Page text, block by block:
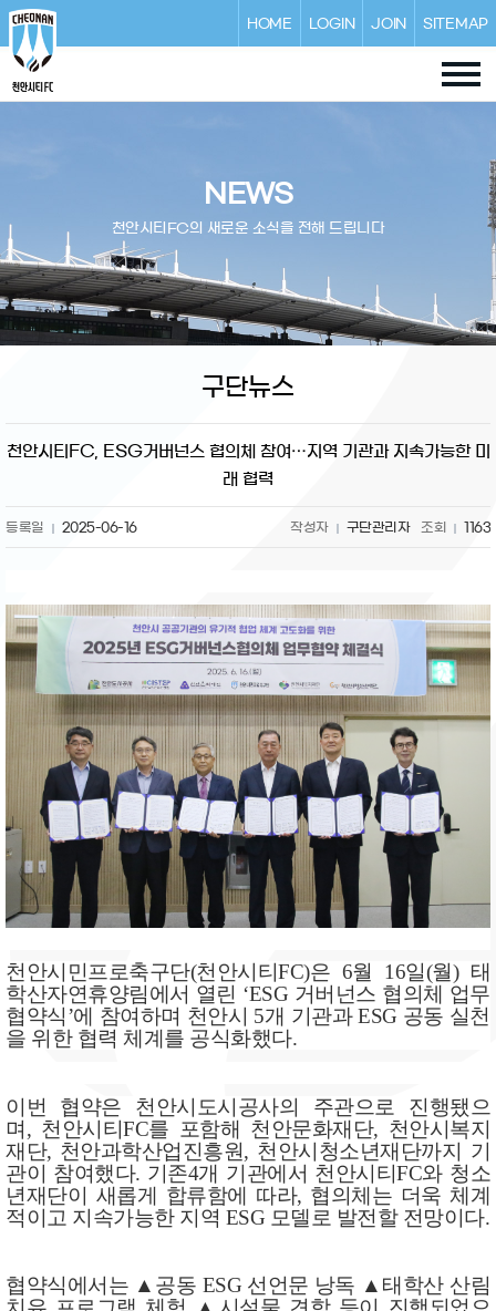
HOME LOGIN JOIN SITEMAP
NEWS
천안시티FC의 새로운 소식을 전해 드립니다
구단뉴스
천안시티FC, ESG거버넌스 협의체 참여…지역 기관과 지속가능한 미
래 협력
등록일 2025-06-16 작성자 구단관리자 조회 1163
천안시민프로축구단(천안시티FC)은 6월 16일(월) 태
학산자연휴양림에서 열린 ‘ESG 거버넌스 협의체 업무
협약식’에 참여하며 천안시 5개 기관과 ESG 공동 실천
을 위한 협력 체계를 공식화했다.
이번 협약은 천안시도시공사의 주관으로 진행됐으
며, 천안시티FC를 포함해 천안문화재단, 천안시복지
재단, 천안과학산업진흥원, 천안시청소년재단까지 기
관이 참여했다. 기존4개 기관에서 천안시티FC와 청소
년재단이 새롭게 합류함에 따라, 협의체는 더욱 체계
적이고 지속가능한 지역 ESG 모델로 발전할 전망이다.
협약식에서는 ▲공동 ESG 선언문 낭독 ▲태학산 산림